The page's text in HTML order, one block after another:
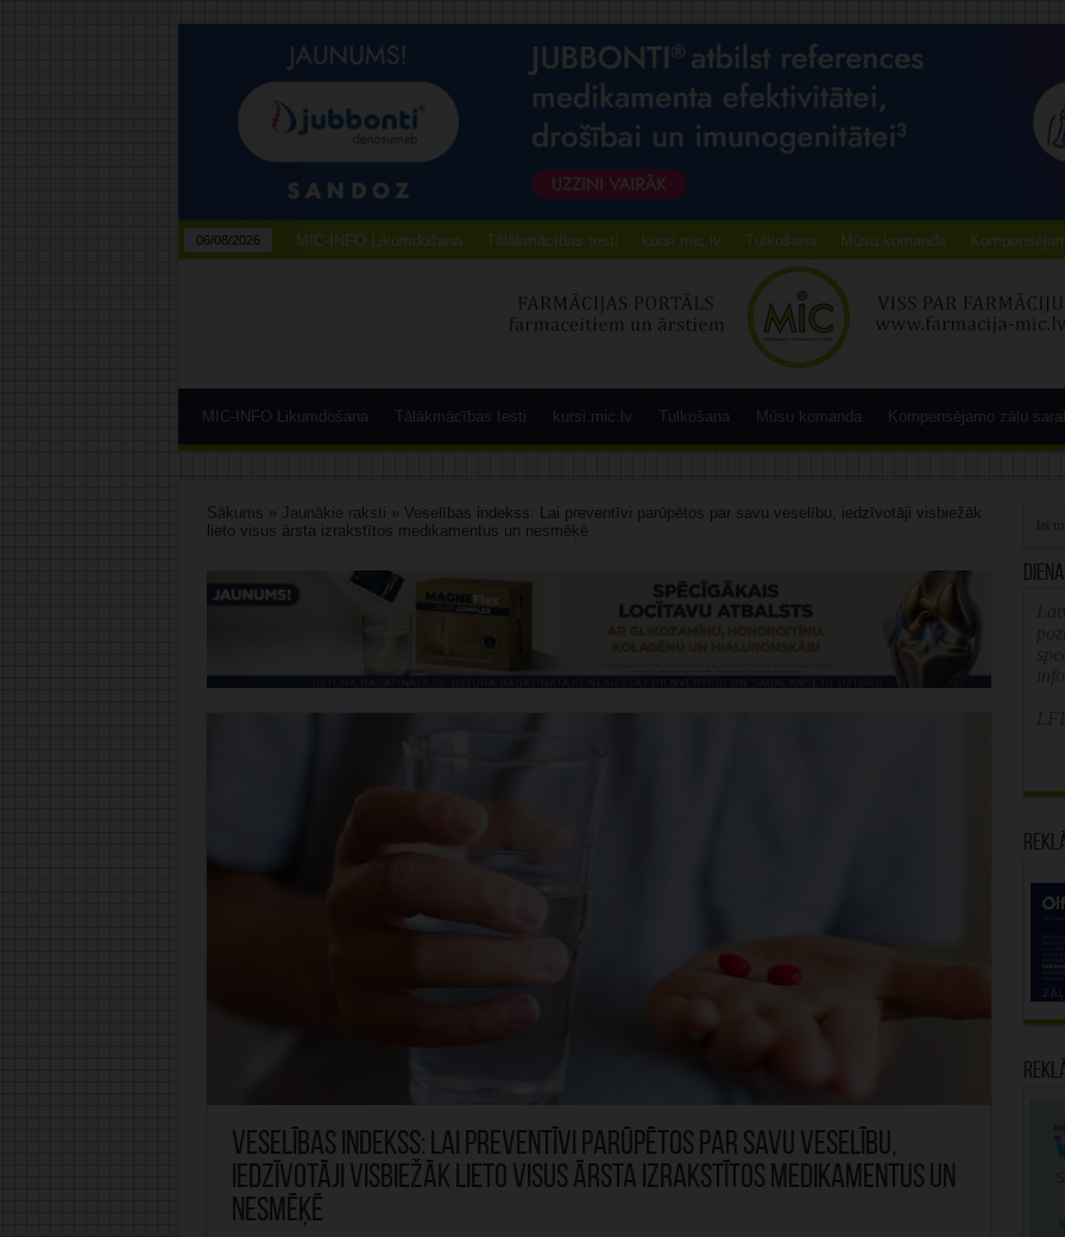
06/08/2026 MIC-INFO Likumdošana Tālākmācības testi kursi.mic.lv Tulkošana Mūsu komanda
MIC-INFO Likumdošana Tālākmācības testi kursi.mic.lv Tulkošana Mūsu komanda Kompensējamo zāļu
Sākums » Jaunākie raksti » Veselības indekss: Lai preventīvi parūpētos par savu veselību, iedzīvotāji visbiežāk
lieto visus ārsta izrakstītos medikamentus un nesmēķē
Veselības indekss: Lai preventīvi parūpētos par savu veselību,
iedzīvotāji visbiežāk lieto visus ārsta izrakstītos medikamentus un
nesmēķē